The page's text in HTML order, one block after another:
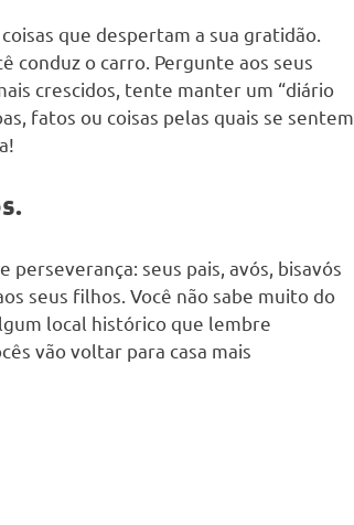
que despertam a sua gratidão.
conduz o carro. Pergunte aos seus
crescidos, tente manter um “diário
fatos ou coisas pelas quais se sentem
seus pais, avós, bisavós
seus filhos. Você não sabe muito do
local histórico que lembre
vão voltar para casa mais